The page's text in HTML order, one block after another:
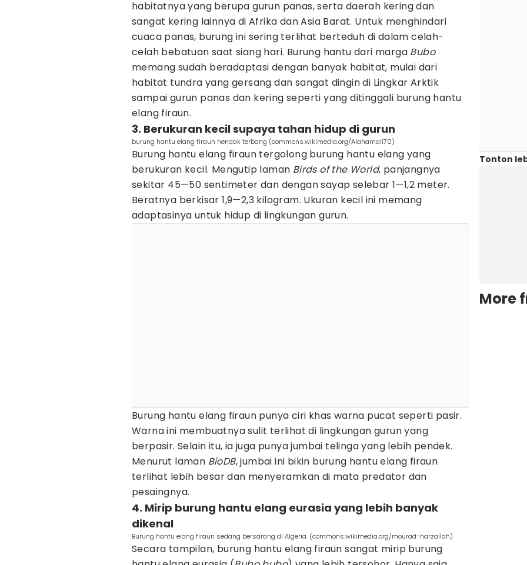
habitatnya yang berupa gurun panas, serta daerah kering dan
sangat kering lainnya di Afrika dan Asia Barat. Untuk menghindari
cuaca panas, burung ini sering terlihat berteduh di dalam celah-
celah bebatuan saat siang hari. Burung hantu dari marga Bubo
memang sudah beradaptasi dengan banyak habitat, mulai dari
habitat tundra yang gersang dan sangat dingin di Lingkar Arktik
sampai gurun panas dan kering seperti yang ditinggali burung hantu
elang firaun.
3. Berukuran kecil supaya tahan hidup di gurun
burung hantu elang firaun hendak terbang (commons.wikimedia.org/Alahamali70)
Burung hantu elang firaun tergolong burung hantu elang yang
berukuran kecil. Mengutip laman Birds of the World, panjangnya
sekitar 45—50 sentimeter dan dengan sayap selebar 1—1,2 meter.
Beratnya berkisar 1,9—2,3 kilogram. Ukuran kecil ini memang
adaptasinya untuk hidup di lingkungan gurun.
Burung hantu elang firaun punya ciri khas warna pucat seperti pasir.
Warna ini membuatnya sulit terlihat di lingkungan gurun yang
berpasir. Selain itu, ia juga punya jumbai telinga yang lebih pendek.
Menurut laman BioDB, jumbai ini bikin burung hantu elang firaun
terlihat lebih besar dan menyeramkan di mata predator dan
pesaingnya.
4. Mirip burung hantu elang eurasia yang lebih banyak
dikenal
Burung hantu elang firaun sedang bersarang di Algeria. (commons.wikimedia.org/mourad-harzallah)
Secara tampilan, burung hantu elang firaun sangat mirip burung
Tonton
More